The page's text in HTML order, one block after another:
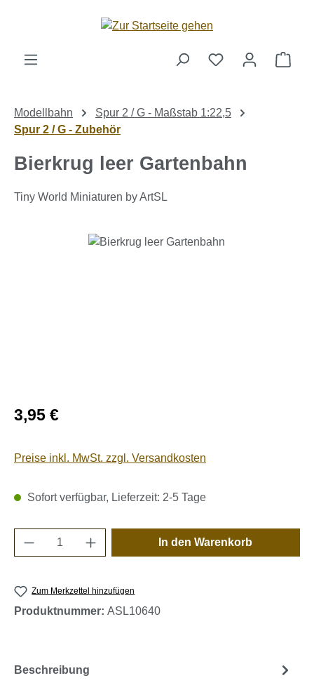
Zum Hauptinhalt springen
Modellbahn
Spur 2 / G - Maßstab 1:22,5
Spur 2 / G - Zubehör
Bierkrug leer Gartenbahn
Tiny World Miniaturen by ArtSL
Bildergalerie überspringen
Regulärer Preis:
3,95 €
Preise inkl. MwSt. zzgl. Versandkosten
Sofort verfügbar, Lieferzeit: 2-5 Tage
Produkt Anzahl: Gib den gewünschten
In den Warenkorb
Zum Merkzettel hinzufügen
Produktnummer: ASL10640
Beschreibung